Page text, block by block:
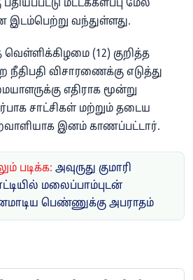
மட்டக்களப்பு மேல்
இடம்பெற்று வந்துள்ளது.
(12) குறித்த
விசாரணைக்கு எடுத்து
எதிராக மூன்று
சாட்சிகள் மற்றும் தடைய
இனம் காணப்பட்டார்.
படிக்க: அவுருது குமாரி
மலைப்பாம்புடன்
பெண்ணுக்கு அபராதம்